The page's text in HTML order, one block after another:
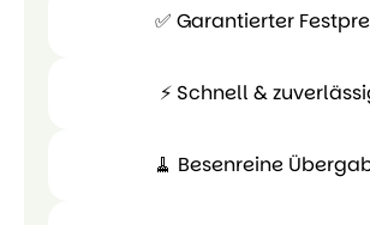
✅ Garantierter
⚡ Schnell &
🧹 Besenreine